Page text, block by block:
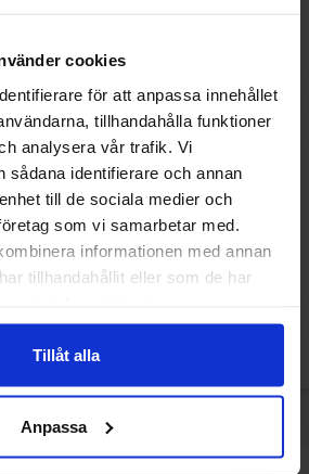
cookies
för att anpassa innehållet
tillhandahålla funktioner
analysera vår trafik. Vi
sådana identifierare och annan
till de sociala medier och
som vi samarbetar med.
informationen med annan
tillhandahållit eller som de har
Tillåt alla
Anpassa
330ml
kr
Top Zone